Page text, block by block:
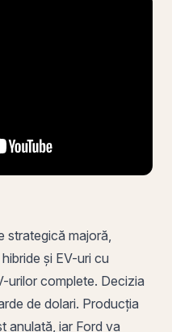
strategică majoră,
și EV-uri cu
urilor complete. Decizia
de dolari. Producția
anulată, iar Ford va